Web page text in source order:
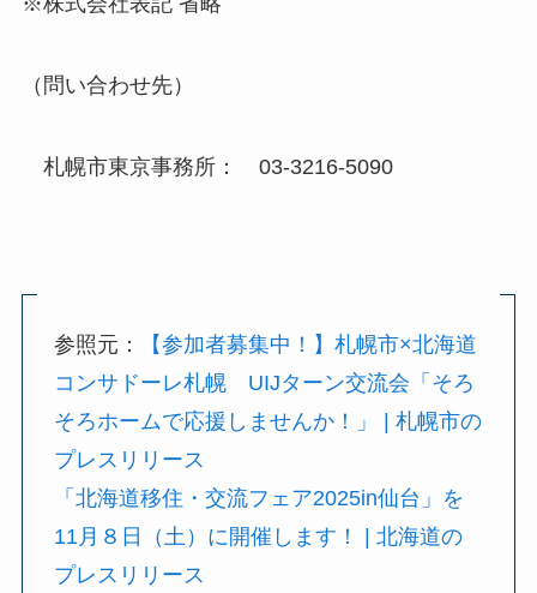
（問い合わせ先）
札幌市東京事務所： 03-3216-5090
参照元：
【参加者募集中！】札幌市×北海道
コンサドーレ札幌 UIJターン交流会「そろ
そろホームで応援しませんか！」 | 札幌市の
プレスリリース
「北海道移住・交流フェア2025in仙台」を
11月８日（土）に開催します！ | 北海道の
プレスリリース